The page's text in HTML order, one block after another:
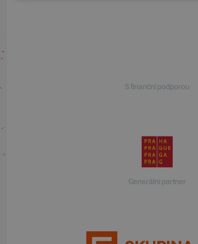
S finanční podporou
Generální partner